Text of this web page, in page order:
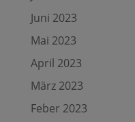
Juni 2023
Mai 2023
April 2023
März 2023
Feber 2023